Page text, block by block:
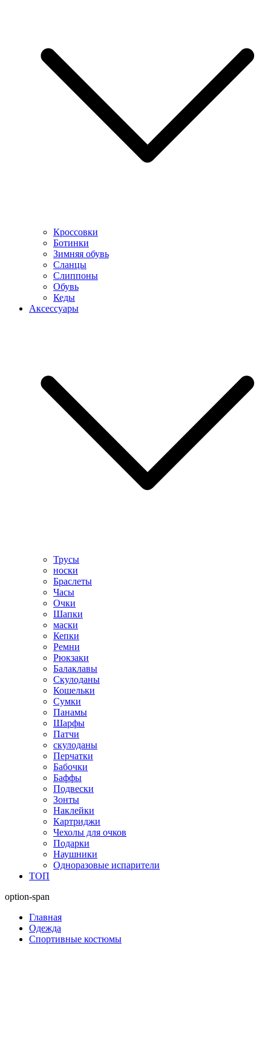
Кроссовки
Ботинки
Зимняя обувь
Сланцы
Слиппоны
Обувь
Кеды
Аксессуары
Трусы
носки
Браслеты
Часы
Очки
Шапки
маски
Кепки
Ремни
Рюкзаки
Балаклавы
Скулоданы
Кошельки
Сумки
Панамы
Шарфы
Патчи
скулоданы
Перчатки
Бабочки
Баффы
Подвески
Зонты
Наклейки
Картриджи
Чехолы для очков
Подарки
Наушники
Одноразовые испарители
ТОП
option-span
Главная
Одежда
Спортивные костюмы